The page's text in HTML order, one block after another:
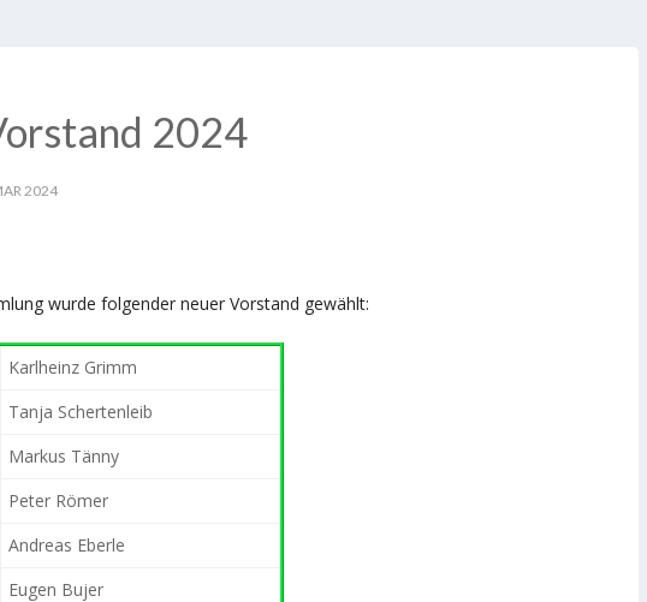
2024
2024
wurde folgender neuer Vorstand gewählt:
Karlheinz Grimm
Tanja Schertenleib
Markus Tänny
Peter Römer
Andreas Eberle
Eugen Bujer